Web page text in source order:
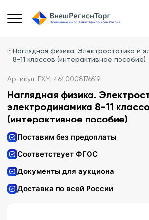
Наглядная физика. Электростатика и
8-11 классов (интерактивное пособие)
Артикул: EXM-4640008176619
Наглядная физика.
электродинамика 8-11
(интерактивное пособие)
Поставим без предоплаты
Соответствует ФГОС
Документы для аукциона
Доставка по всей России